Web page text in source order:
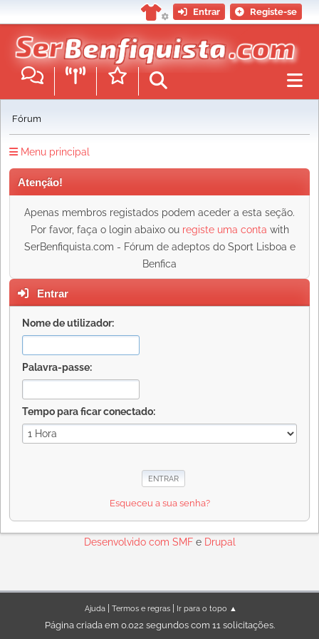
Entrar Registe-se
Fórum
Menu principal
Atenção!
Apenas membros registados podem aceder a esta seção.
Por favor, faça o login abaixo ou registe uma conta with
SerBenfiquista.com - Fórum de adeptos do Sport Lisboa e
Benfica
Entrar
Nome de utilizador:
Palavra-passe:
Tempo para ficar conectado:
Esqueceu a sua senha?
Desenvolvido com SMFe Drupal
Ajuda| Termos e regras| Ir para o topo ▲
Página criada em 0.022 segundos com 11 solicitações.